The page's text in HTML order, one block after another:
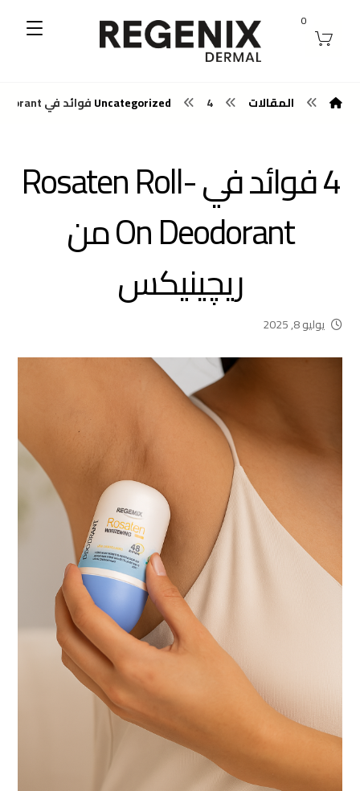
0
المقالات Uncategorized 4 فوائد في Rosaten Roll-On Deodorant من ريچينيكس
4 فوائد في Rosaten Roll-
On Deodorant من
ريچينيكس
يوليو 8, 2025